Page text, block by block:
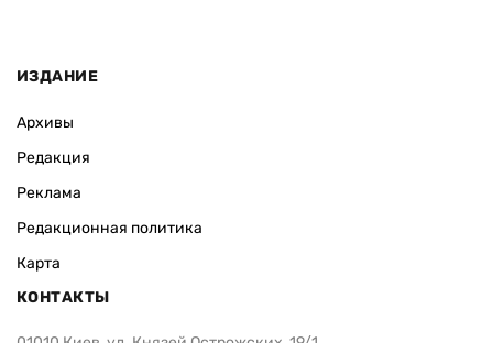
ИЗДАНИЕ
Архивы
Редакция
Реклама
Редакционная политика
Карта
КОНТАКТЫ